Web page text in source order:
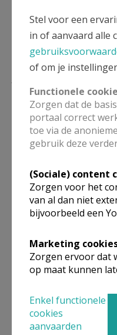
Lees meer
Stel voor een
in of aanvaard alle
of om je
Functionele
Zorgen dat de
portaal correct
toe via de
gebruik deze
(Sociale) content
Zorgen voor het
van al dan niet
bijvoorbeeld een
Marketing
Zorgen ervoor dat
op maat kunnen
Enkel functionele
cookies
aanvaarden